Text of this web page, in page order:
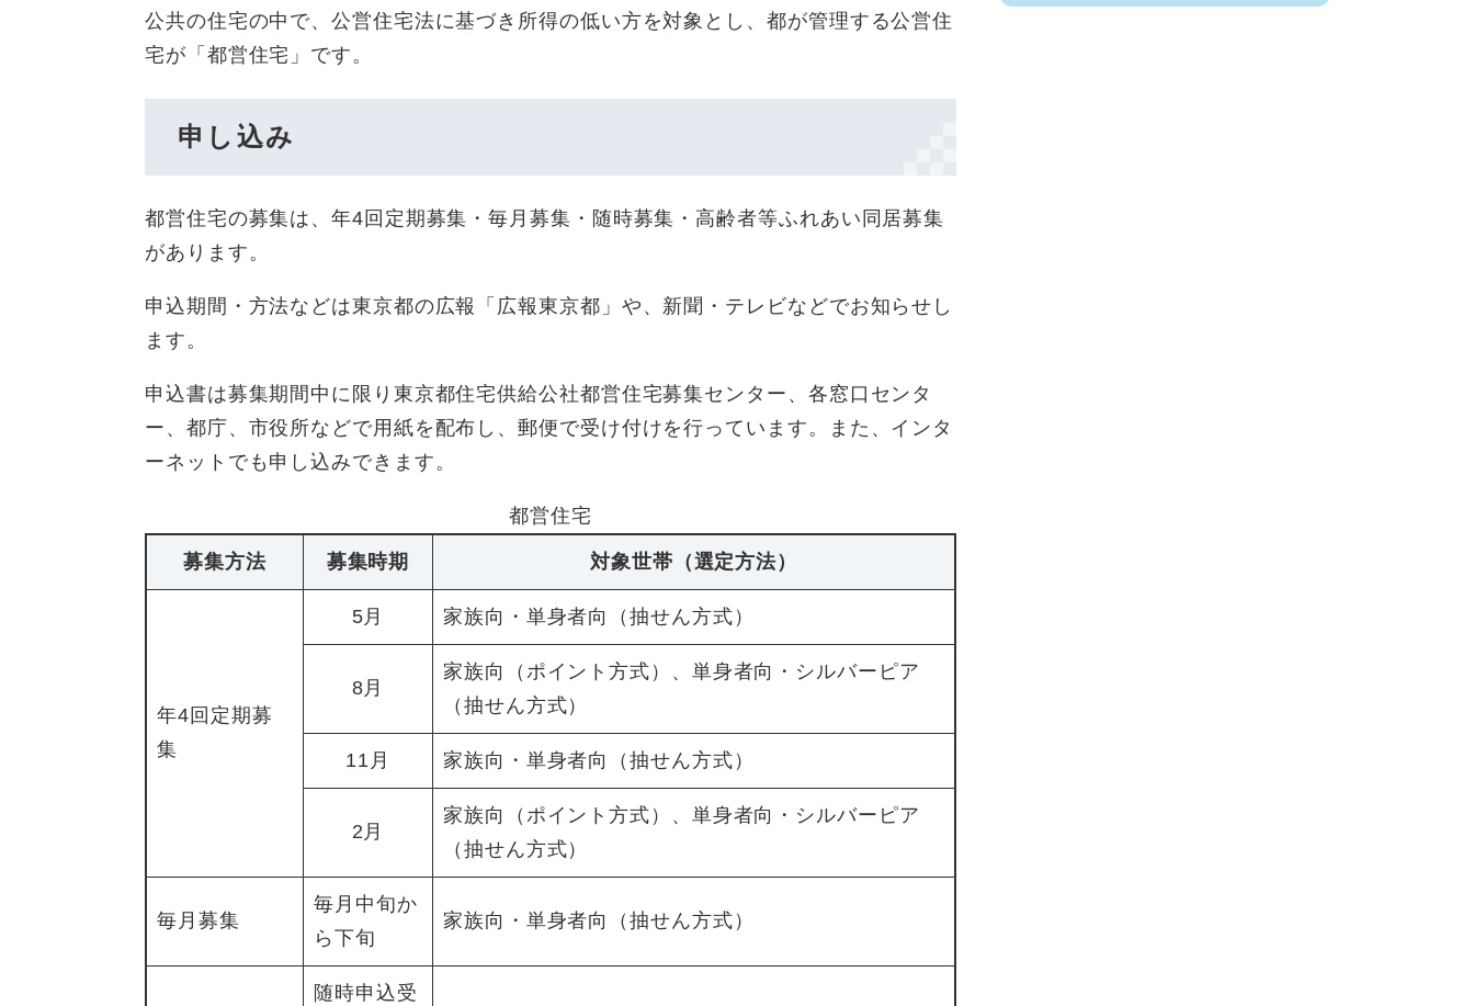
公共の住宅の中で、公営住宅法に基づき所得の低い方を対象とし、都が管理する公営住
宅が「都営住宅」です。
申し込み
都営住宅の募集は、年4回定期募集・毎月募集・随時募集・高齢者等ふれあい同居募集
があります。
申込期間・方法などは東京都の広報「広報東京都」や、新聞・テレビなどでお知らせし
ます。
申込書は募集期間中に限り東京都住宅供給公社都営住宅募集センター、各窓口センタ
ー、都庁、市役所などで用紙を配布し、郵便で受け付けを行っています。また、インタ
ーネットでも申し込みできます。
都営住宅
募集方法 募集時期 対象世帯（選定方法）
年4回定期募
集
5月 家族向・単身者向（抽せん方式）
8月
家族向（ポイント方式）、単身者向・シルバーピア
（抽せん方式）
11月 家族向・単身者向（抽せん方式）
2月
家族向（ポイント方式）、単身者向・シルバーピア
（抽せん方式）
毎月募集
毎月中旬か
ら下旬
家族向・単身者向（抽せん方式）
随時申込受